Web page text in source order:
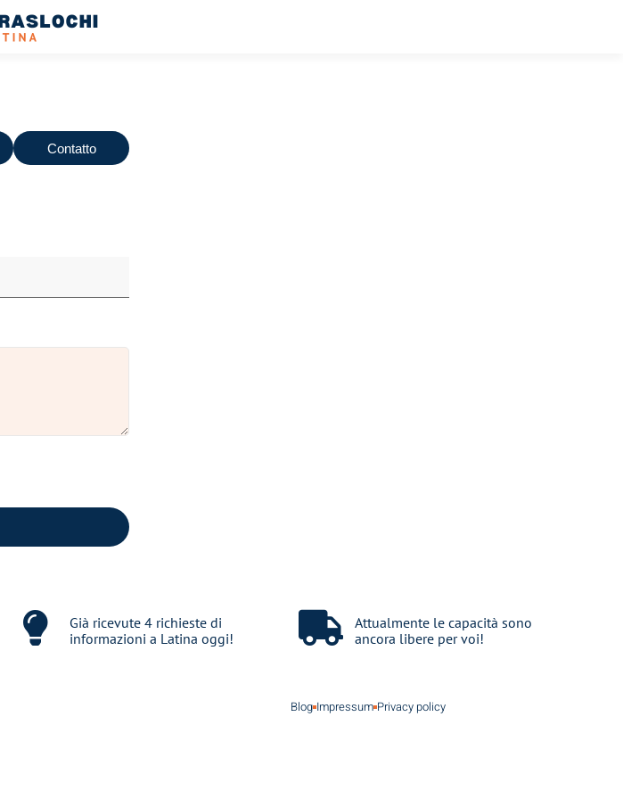
Contatto
Già ricevute 4 richieste di
informazioni a Latina oggi!
Attualmente le capacità sono
ancora libere per voi!
Blog Impressum Privacy policy